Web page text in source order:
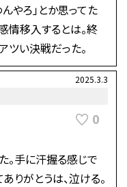
やろ」とか思ってた
情移入するとは。終
ツい決戦だった。
2025.3.3
0
。手に汗握る感じで
りがとうは、泣ける。